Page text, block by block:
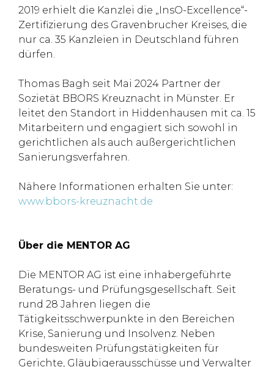
2019 erhielt die Kanzlei die „InsO-Excellence“-
Zertifizierung des Gravenbrucher Kreises, die
nur ca. 35 Kanzleien in Deutschland führen
dürfen.
Thomas Bagh seit Mai 2024 Partner der
Sozietät BBORS Kreuznacht in Münster. Er
leitet den Standort in Hiddenhausen mit ca. 15
Mitarbeitern und engagiert sich sowohl in
gerichtlichen als auch außergerichtlichen
Sanierungsverfahren.
Nähere Informationen erhalten Sie unter:
www.bbors-kreuznacht.de
Über die MENTOR AG
Die MENTOR AG ist eine inhabergeführte
Beratungs- und Prüfungsgesellschaft. Seit
rund 28 Jahren liegen die
Tätigkeitsschwerpunkte in den Bereichen
Krise, Sanierung und Insolvenz. Neben
bundesweiten Prüfungstätigkeiten für
Gerichte, Gläubigerausschüsse und Verwalter